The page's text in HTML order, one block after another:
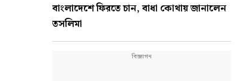
বাংলাদেশে ফিরতে চান, বাধা কোথায় জানালেন
তসলিমা